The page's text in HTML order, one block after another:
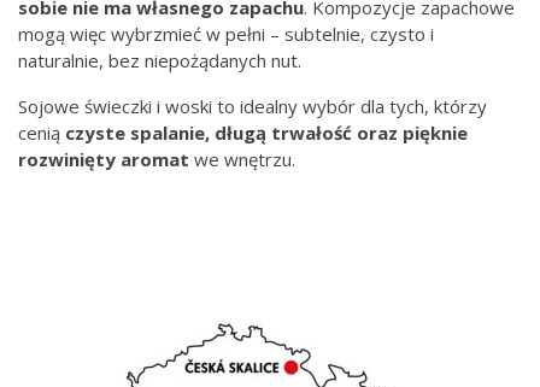
sobie nie ma własnego zapachu. Kompozycje zapachowe
mogą więc wybrzmieć w pełni – subtelnie, czysto i
naturalnie, bez niepożądanych nut.
Sojowe świeczki i woski to idealny wybór dla tych, którzy
cenią czyste spalanie, długą trwałość oraz pięknie
rozwinięty aromat we wnętrzu.